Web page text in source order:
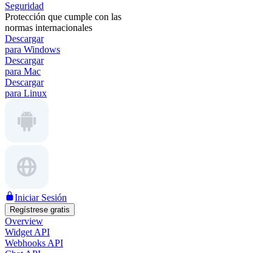
Seguridad
Protección que cumple con las
normas internacionales
Descargar
para Windows
Descargar
para Mac
Descargar
para Linux
Iniciar Sesión
Regístrese gratis
Overview
Widget API
Webhooks API